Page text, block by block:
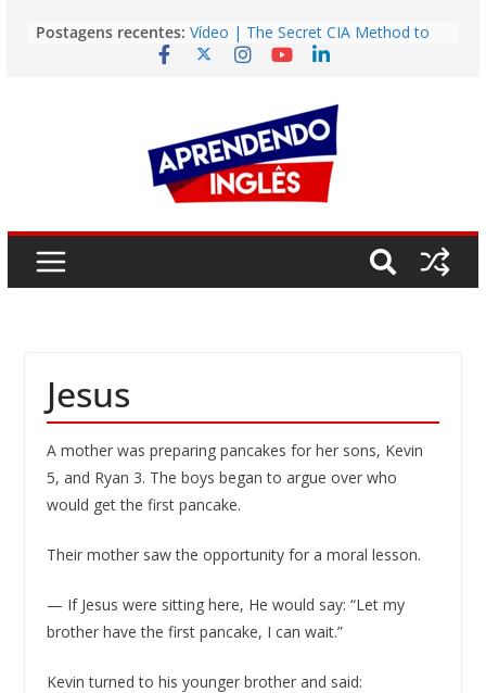
para
Postagens recentes: Vídeo | The Secret CIA Method to
Learn Any Language in 11 Days
Vídeo | Do imaginary friends make
you smarter?
Story | Brasília: The City That Rose
from the Wilderness
Easy English Song | Somewhere
Over the Rainbow (Israel
Jesus
A mother was preparing pancakes for her sons, Kevin
5, and Ryan 3. The boys began to argue over who
would get the first pancake.
Their mother saw the opportunity for a moral lesson.
— If Jesus were sitting here, He would say: “Let my
brother have the first pancake, I can wait.”
Kevin turned to his younger brother and said: